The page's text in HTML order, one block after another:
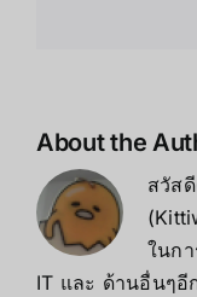
About the
สวัส
ในก
IT และ ด้านอื่นๆอี